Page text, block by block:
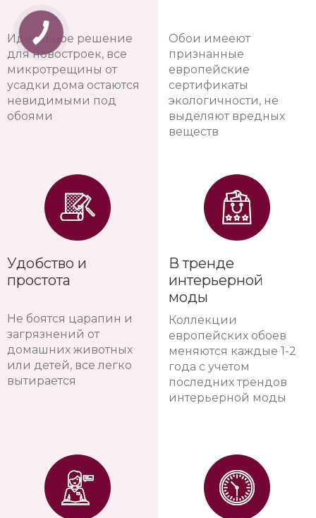
Идеальное решение
для новостроек, все
микротрещины от
усадки дома остаются
невидимыми под
обоями
Удобство и
простота
Не боятся царапин и
загрязнений от
домашних животных
или детей, все легко
вытирается
Обои имееют
признанные
европейские
сертификаты
экологичности, не
выделяют вредных
веществ
В тренде
интерьерной
моды
Коллекции
европейских обоев
меняются каждые 1-2
года с учетом
последних трендов
интерьерной моды